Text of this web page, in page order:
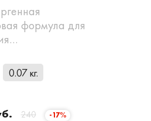
формула для
0.07 кг.
240 -17%